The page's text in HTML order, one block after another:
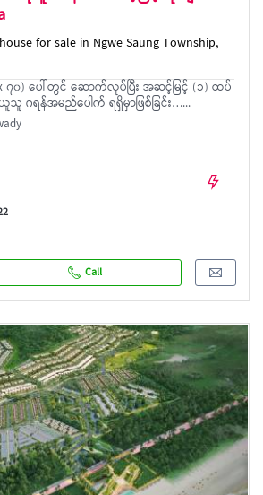
for sale in Ngwe Saung Township,
၇၀) ပေါ်တွင် ဆောက်လုပ်ပြီး အဆင့်မြင့် (၁) ထပ်
သူ ဂရန်အမည်ပေါက် ရရှိမှာဖြစ်ခြင်း…...
Call